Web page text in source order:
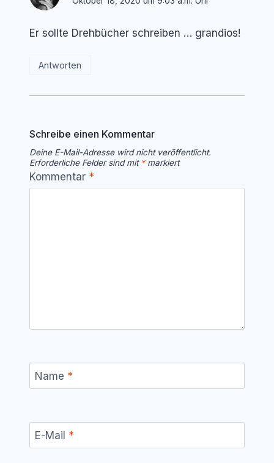
Er sollte Drehbücher schreiben … grandios!
Antworten
Schreibe einen Kommentar
Deine E-Mail-Adresse wird nicht veröffentlicht.
Erforderliche Felder sind mit *markiert
Kommentar *
Name *
E-Mail *